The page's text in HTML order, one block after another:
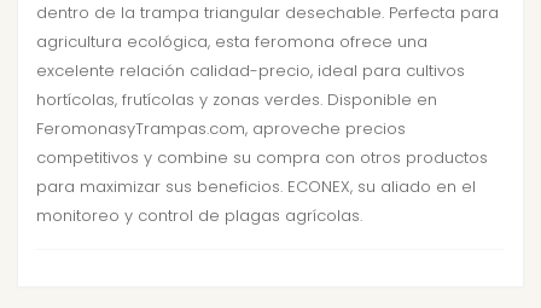
dentro de la trampa triangular desechable. Perfecta para
agricultura ecológica, esta feromona ofrece una
excelente relación calidad-precio, ideal para cultivos
hortícolas, frutícolas y zonas verdes. Disponible en
FeromonasyTrampas.com, aproveche precios
competitivos y combine su compra con otros productos
para maximizar sus beneficios. ECONEX, su aliado en el
monitoreo y control de plagas agrícolas.